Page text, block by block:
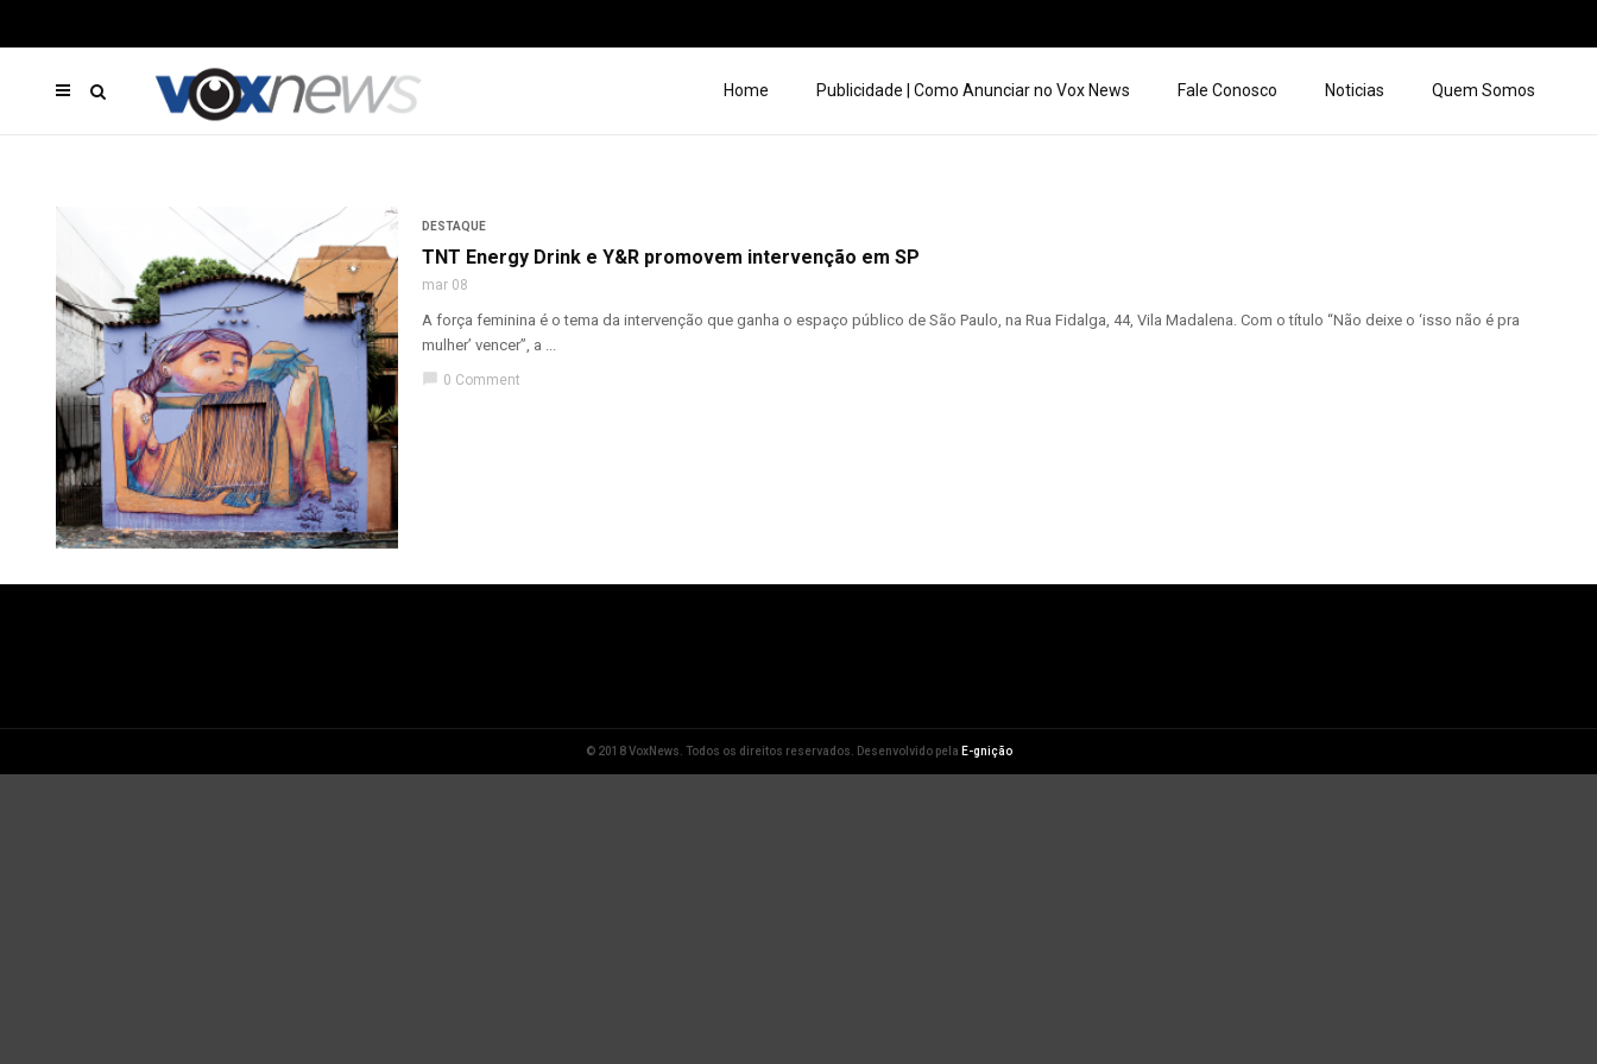
Home Publicidade | Como Anunciar no Vox News Fale Conosco Noticias Quem Somos
DESTAQUE
TNT Energy Drink e Y&R promovem intervenção em SP
mar 08
A força feminina é o tema da intervenção que ganha o espaço público de São Paulo, na Rua Fidalga, 44, Vila Madalena. Com o título “Não deixe o ‘isso não é pra
mulher’ vencer”, a ...
chat_bubble 0 Comment
© 2018 VoxNews. Todos os direitos reservados. Desenvolvido pela E-gnição